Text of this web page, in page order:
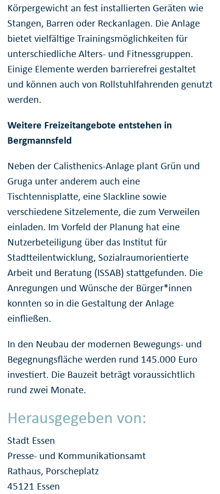
Körpergewicht an fest installierten Geräten wie
Stangen, Barren oder Reckanlagen. Die Anlage
bietet vielfältige Trainingsmöglichkeiten für
unterschiedliche Alters- und Fitnessgruppen.
Einige Elemente werden barrierefrei gestaltet
und können auch von Rollstuhlfahrenden genutzt
werden.
Weitere Freizeitangebote entstehen in
Bergmannsfeld
Neben der Calisthenics-Anlage plant Grün und
Gruga unter anderem auch eine
Tischtennisplatte, eine Slackline sowie
verschiedene Sitzelemente, die zum Verweilen
einladen. Im Vorfeld der Planung hat eine
Nutzerbeteiligung über das Institut für
Stadtteilentwicklung, Sozialraumorientierte
Arbeit und Beratung (ISSAB) stattgefunden. Die
Anregungen und Wünsche der Bürger*innen
konnten so in die Gestaltung der Anlage
einfließen.
In den Neubau der modernen Bewegungs- und
Begegnungsfläche werden rund 145.000 Euro
investiert. Die Bauzeit beträgt voraussichtlich
rund zwei Monate.
Herausgegeben von:
Stadt Essen
Presse- und Kommunikationsamt
Rathaus, Porscheplatz
45121 Essen